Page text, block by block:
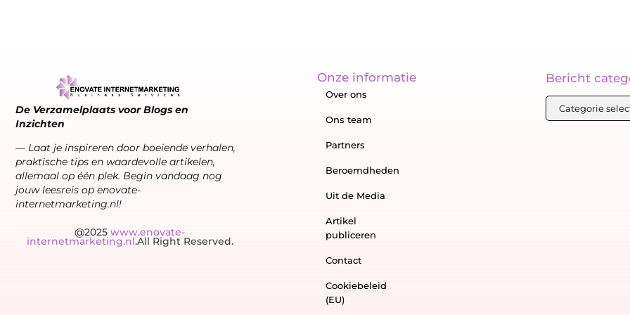
De Verzamelplaats voor Blogs en
Inzichten
— Laat je inspireren door boeiende verhalen,
praktische tips en waardevolle artikelen,
allemaal op één plek. Begin vandaag nog
jouw leesreis op enovate-
internetmarketing.nl!
@2025 www.enovate-
internetmarketing.nl.All Right Reserved.
Onze informatie
Over ons
Ons team
Partners
Beroemdheden
Uit de Media
Artikel
publiceren
Contact
Cookiebeleid
(EU)
Bericht